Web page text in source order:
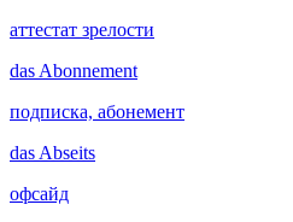
аттестат зрелости
das Abonnement
подписка, абонемент
das Abseits
офсайд